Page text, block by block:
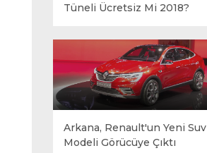
Tüneli Ücretsiz Mi 2018?
Arkana, Renault'un Yeni Suv
Modeli Görücüye Çıktı